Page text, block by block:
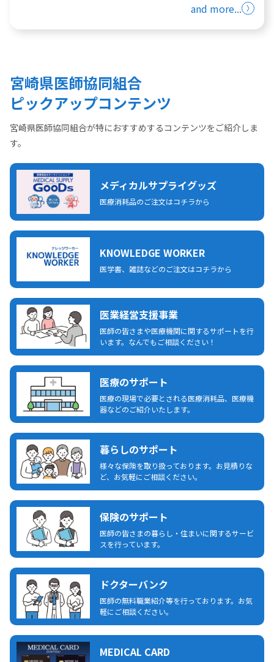
and more...
宮崎県医師協同組合
ピックアップコンテンツ
宮崎県医師協同組合が特におすすめするコンテンツをご紹介しま
す。
メディカルサプライグッズ
医療消耗品のご注文はコチラから
KNOWLEDGE WORKER
医学書、雑誌などのご注文はコチラから
医業経営支援事業
医師の皆さまや医療機関に関するサポートを行
います。なんでもご相談ください！
医療のサポート
医療の現場で必要とされる医療消耗品、医療機
器などのご紹介いたします。
暮らしのサポート
様々な保険を取り扱っております。お見積りな
ど、お気軽にご相談ください。
保険のサポート
医師の皆さまの暮らし・住まいに関するサービ
スを行っています。
ドクターバンク
医師の無料職業紹介等を行っております。お気
軽にご相談ください。
MEDICAL CARD